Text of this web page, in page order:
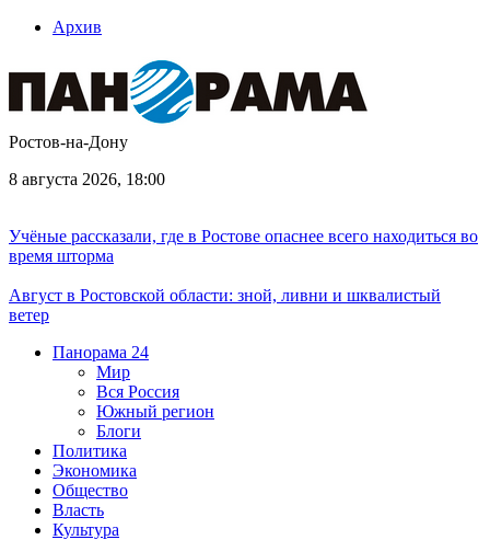
Архив
Ростов-на-Дону
8 августа 2026, 18:00
Учёные рассказали, где в Ростове опаснее всего находиться во
время шторма
Август в Ростовской области: зной, ливни и шквалистый
ветер
Панорама 24
Мир
Вся Россия
Южный регион
Блоги
Политика
Экономика
Общество
Власть
Культура